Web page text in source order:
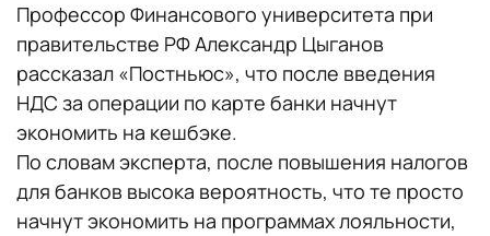
Профессор Финансового университета при
правительстве РФ Александр Цыганов
рассказал «Постньюс», что после введения
НДС за операции по карте банки начнут
экономить на кешбэке.
По словам эксперта, после повышения налогов
для банков высока вероятность, что те просто
начнут экономить на программах лояльности,